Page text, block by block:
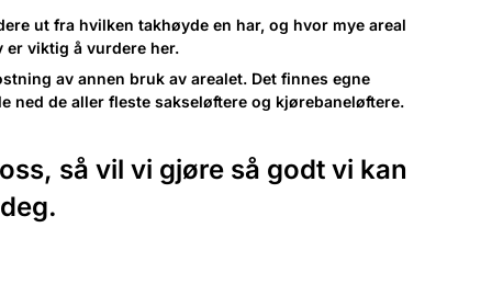
ut fra hvilken takhøyde en har, og hvor mye areal
viktig å vurdere her.
av annen bruk av arealet. Det finnes egne
ned de aller fleste sakseløftere og kjørebaneløftere.
så vil vi gjøre så godt vi kan